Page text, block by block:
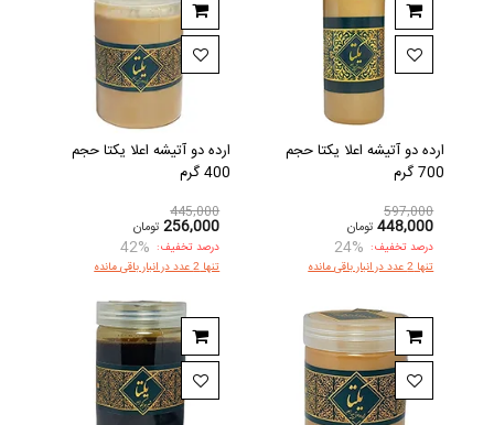
ارده دو آتیشه اعلا یکتا حجم
700 گرم
597,000
448,000 تومان
درصد تخفیف: 24%
تنها 2 عدد در انبار باقی مانده
ارده دو آتیشه اعلا یکتا حجم
400 گرم
445,000
256,000 تومان
درصد تخفیف: 42%
تنها 2 عدد در انبار باقی مانده